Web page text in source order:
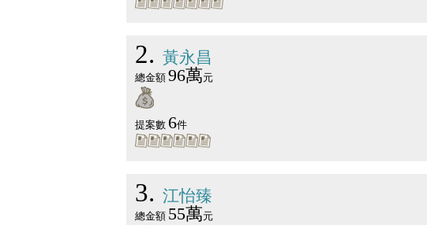
2 黃永昌
總金額96萬元
提案數 6件
3 江怡臻
總金額 55萬元